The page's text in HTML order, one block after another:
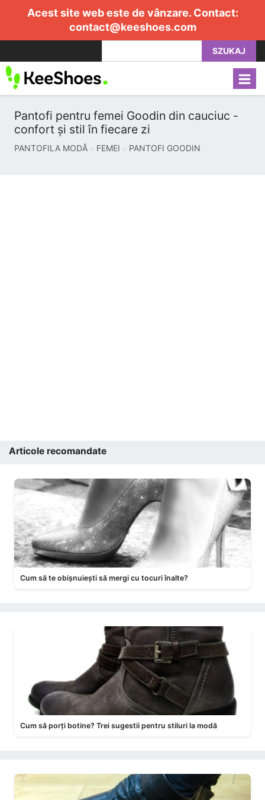
Acest site web este de vânzare. Contact:
contact@keeshoes.com
SZUKAJ
Pantofi pentru femei Goodin din cauciuc -
confort și stil în fiecare zi
PANTOFILA MODĂ FEMEI PANTOFI GOODIN
Articole recomandate
Cum să te obișnuiești să mergi cu tocuri înalte?
Cum să porți botine? Trei sugestii pentru stiluri la modă